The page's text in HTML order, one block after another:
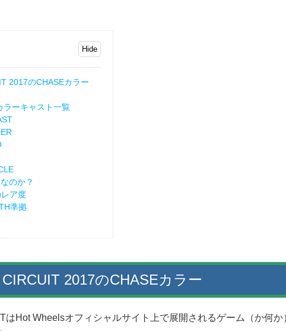
2017のCHASEカラー
ラーキャスト一覧
のか？
ア度
準拠
2017のCHASEカラー
はHot Wheelsオフィシャルサイト上で展開されるゲーム（か何